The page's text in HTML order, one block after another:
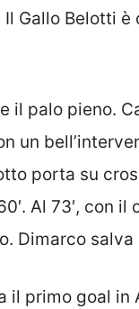
Il Gallo Belotti
il palo pieno.
un
porta su
Al 73′, con
Dimarco salva
il primo goal in